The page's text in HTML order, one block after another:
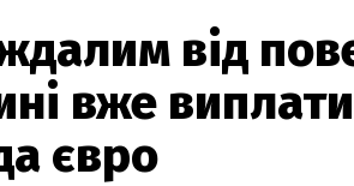
від
вже
євро